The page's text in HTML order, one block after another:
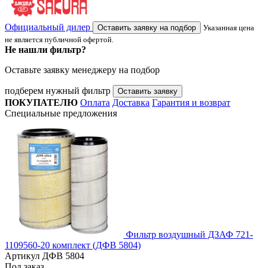
Официальный дилер Оставить заявку на подбор
Указанная цена
не является публичной офертой.
Не нашли фильтр?
Оставьте заявку менеджеру на подбор
подберем нужный фильтр Оставить заявку
ПОКУПАТЕЛЮ Оплата Доставка Гарантия и возврат
Специальные предложения
Фильтр воздушный ДЗАФ 721-
1109560-20 комплект (ДФВ 5804)
Артикул ДФВ 5804